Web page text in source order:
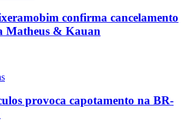
confirma cancelamento
Matheus & Kauan
provoca capotamento na BR-